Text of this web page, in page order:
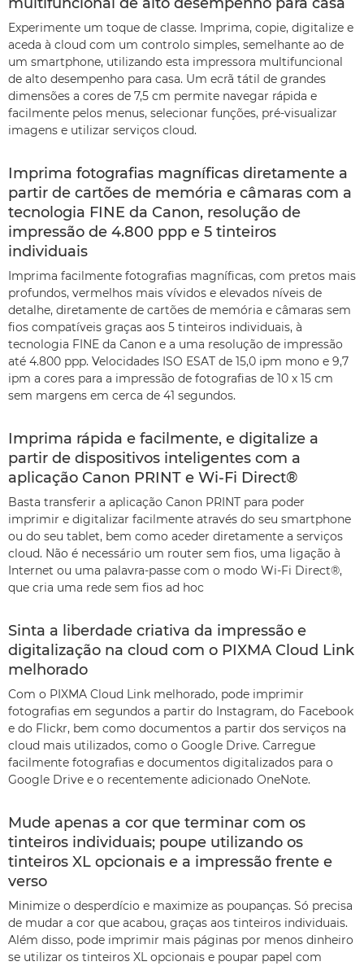
Experimente um toque de classe. Imprima, copie, digitalize e
aceda à cloud com um controlo simples, semelhante ao de
um smartphone, utilizando esta impressora multifuncional
de alto desempenho para casa. Um ecrã tátil de grandes
dimensões a cores de 7,5 cm permite navegar rápida e
facilmente pelos menus, selecionar funções, pré-visualizar
imagens e utilizar serviços cloud.
Imprima fotografias magníficas diretamente a
partir de cartões de memória e câmaras com a
tecnologia FINE da Canon, resolução de
impressão de 4.800 ppp e 5 tinteiros
individuais
Imprima facilmente fotografias magníficas, com pretos mais
profundos, vermelhos mais vívidos e elevados níveis de
detalhe, diretamente de cartões de memória e câmaras sem
fios compatíveis graças aos 5 tinteiros individuais, à
tecnologia FINE da Canon e a uma resolução de impressão
até 4.800 ppp. Velocidades ISO ESAT de 15,0 ipm mono e 9,7
ipm a cores para a impressão de fotografias de 10 x 15 cm
sem margens em cerca de 41 segundos.
Imprima rápida e facilmente, e digitalize a
partir de dispositivos inteligentes com a
aplicação Canon PRINT e Wi-Fi Direct®
Basta transferir a aplicação Canon PRINT para poder
imprimir e digitalizar facilmente através do seu smartphone
ou do seu tablet, bem como aceder diretamente a serviços
cloud. Não é necessário um router sem fios, uma ligação à
Internet ou uma palavra-passe com o modo Wi-Fi Direct®,
que cria uma rede sem fios ad hoc
Sinta a liberdade criativa da impressão e
digitalização na cloud com o PIXMA Cloud Link
melhorado
Com o PIXMA Cloud Link melhorado, pode imprimir
fotografias em segundos a partir do Instagram, do Facebook
e do Flickr, bem como documentos a partir dos serviços na
cloud mais utilizados, como o Google Drive. Carregue
facilmente fotografias e documentos digitalizados para o
Google Drive e o recentemente adicionado OneNote.
Mude apenas a cor que terminar com os
tinteiros individuais; poupe utilizando os
tinteiros XL opcionais e a impressão frente e
verso
Minimize o desperdício e maximize as poupanças. Só precisa
de mudar a cor que acabou, graças aos tinteiros individuais.
Além disso, pode imprimir mais páginas por menos dinheiro
se utilizar os tinteiros XL opcionais e poupar papel com